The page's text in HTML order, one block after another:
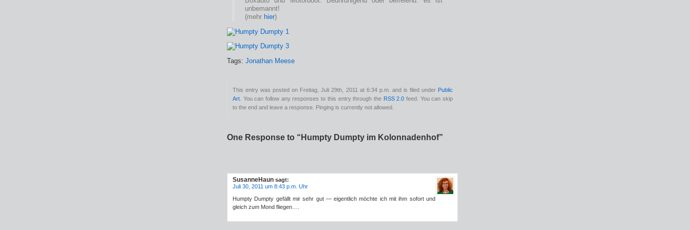
unbemannt!
(mehr hier)
Tags: Jonathan Meese
This entry was posted on Freitag, Juli 29th, 2011 at 6:34 p.m. and is filed under Public
Art . You can follow any responses to this entry through the RSS 2.0 feed. You can skip
to the end and leave a response. Pinging is currently not allowed.
One Response to “Humpty Dumpty im Kolonnadenhof”
SusanneHaun sagt:
Juli 30, 2011 um 8:43 p.m. Uhr
Humpty Dumpty gefällt mir sehr gut — eigentlich möchte ich mit ihm sofort und
gleich zum Mond fliegen….